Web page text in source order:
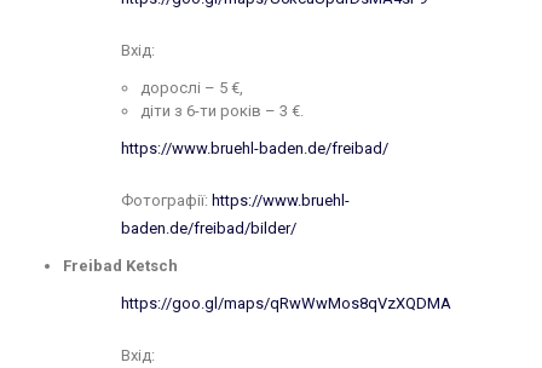
Вхід:
дорослі – 5 €,
діти з 6-ти років – 3 €.
https://www.bruehl-baden.de/freibad/
Фотографії: https://www.bruehl-
baden.de/freibad/bilder/
Freibad Ketsch
https://goo.gl/maps/qRwWwMos8qVzXQDMA
Вхід: